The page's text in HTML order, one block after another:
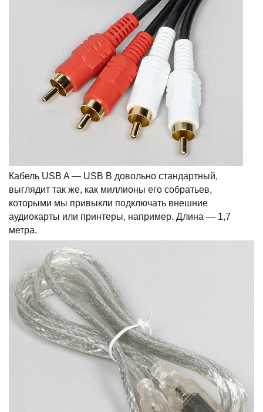
Кабель USB A — USB B довольно стандартный,
выглядит так же, как миллионы его собратьев,
которыми мы привыкли подключать внешние
аудиокарты или принтеры, например. Длина — 1,7
метра.